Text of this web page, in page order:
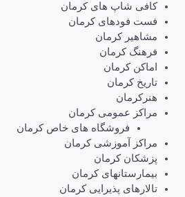
کافی شاپ های کرمان
فست فودهای کرمان
مشاهیر کرمان
فرهنگ کرمان
اماکن کرمان
تاریخ کرمان
هنرکرمان
مراکز عمومی کرمان
فروشگاه های خاص کرمان
مراکز آموزشی کرمان
پزشکان کرمان
بیمارستانهای کرمان
تالارهای پذیرایی کرمان